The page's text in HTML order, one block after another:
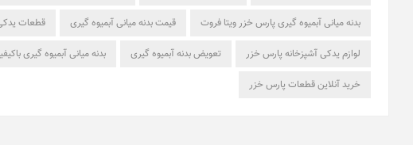
بدنه میانی آبمیوه گیری پارس خزر ویتا فروت قیمت بدنه میانی آبمیوه گیری قطعات
لوازم یدکی آشپزخانه پارس خزر تعویض بدنه آبمیوه گیری بدنه میانی آبمیوه گیری
خرید آنلاین قطعات پارس خزر